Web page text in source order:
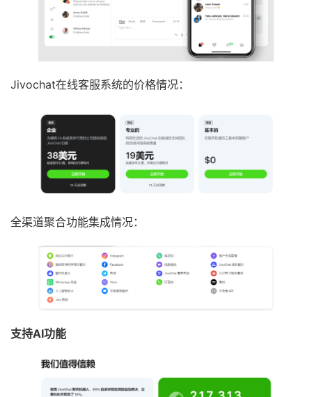
Jivochat在线客服系统的价格情况：
全渠道聚合功能集成情况：
支持AI功能